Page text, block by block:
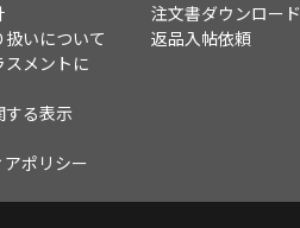
いについて
スメントに
る表示
ポリシー
注文書ダウンロード
返品入帖依頼